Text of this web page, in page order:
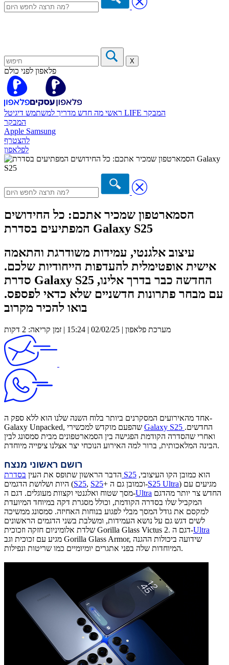
X
פלאפון לפני כולם
ראשי מה חדש מדריך למשתמש דיגיטל LIFE המבקר
המבקר
Apple Samsung
להצטרף
לפלאפון
הסמארטפון שמכיר אתכם: כל החידושים
המפתיעים בסדרת Galaxy S25
עיצוב אלגנטי, עמידות משודרגת והתאמה
אישית אופטימלית להעדפות הייחודיות שלכם.
סדרת Galaxy S25 החדשה כבר בדרך אלינו,
עם מבחר פתרונות חדשניים שלא כדאי לפספס.
מערכת פלאפון | 02/02/25 | 15:24 | זמן קריאה: 2 דקות
אחד מהאירועים המסקרנים ביותר בלוח השנה שלנו הוא ללא ספק ה-
Galaxy S25 החדשים.
ואחרי שהסדרה הקודמת הפגישה בין הסמארטפונים מבית סמסונג לבין
הבינה המלאכותית, ברור למה האירוע הנוכחי יצר אצלנו ציפייה מיוחדת.
רושם ראשוני מנצח
הדבר הראשון שתופס את העין בסדרת S25
היות ושלושת הדגמים (S25, S25 + וכמובן גם ה-S25 Ultra) מגיעים עם
מסך שטוח ואלגנטי וקצוות מעוגלים. דגם ה-Ultra
המקביל שלו בסדרה הקודמת, וכולל מסגרת דקה במיוחד המיועדת
למקסם את גודל המסך מבלי לפגוע בנוחות האחיזה. סמסונג ממשיכה
לשים דגש גם על נושא העמידות, ומשלבת בשני הדגמים הראשונים
שלדת אלומיניום חזקה וזכוכית Gorilla Glass Victus 2. דגם ה-Ultra
מגיע עם זכוכית וגב Gorilla Glass Armor, שידועה ביכולות ההגנה
המיוחדות שלה בפני אתגרים יומיומיים כמו שריטות ונפילות.